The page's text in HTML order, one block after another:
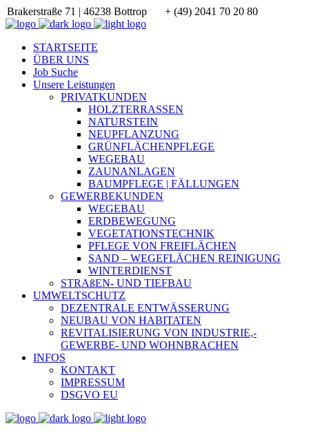
Brakerstraße 71 | 46238 Bottrop + (49) 2041 70 20 80
STARTSEITE
ÜBER UNS
Job Suche
Unsere Leistungen
PRIVATKUNDEN
HOLZTERRASSEN
NATURSTEIN
NEUPFLANZUNG
GRÜNFLÄCHENPFLEGE
WEGEBAU
ZAUNANLAGEN
BAUMPFLEGE | FÄLLUNGEN
GEWERBEKUNDEN
WEGEBAU
ERDBEWEGUNG
VEGETATIONSTECHNIK
PFLEGE VON FREIFLÄCHEN
SAND – WEGEFLÄCHEN REINIGUNG
WINTERDIENST
STRAßEN- UND TIEFBAU
UMWELTSCHUTZ
DEZENTRALE ENTWÄSSERUNG
NEUBAU VON HABITATEN
REVITALISIERUNG VON INDUSTRIE,-
GEWERBE- UND WOHNBRACHEN
INFOS
KONTAKT
IMPRESSUM
DSGVO EU